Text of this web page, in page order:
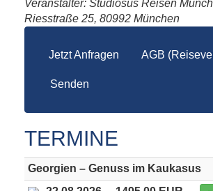
Veranstalter: Studiosus Reisen
Riesstraße 25, 80992 München
Jetzt Anfragen AGB
Senden
TERMINE
Georgien – Genuss im Kaukasus